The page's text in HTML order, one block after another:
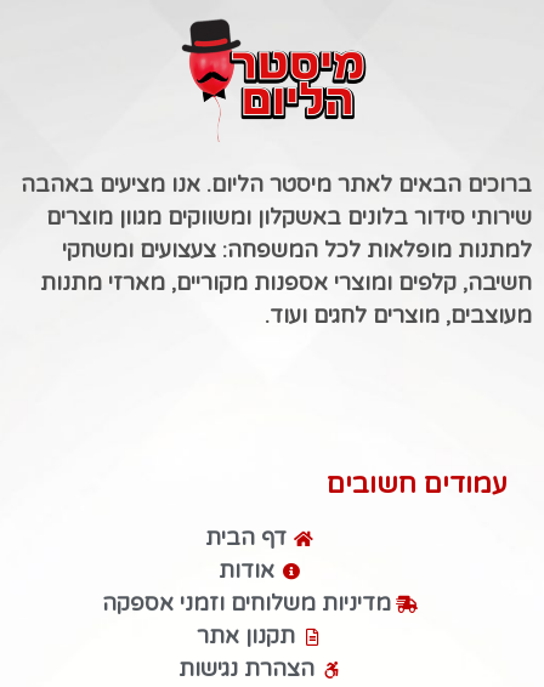
ברוכים הבאים לאתר מיסטר הליום. אנו מציעים באהבה
שירותי סידור בלונים באשקלון ומשווקים מגוון מוצרים
למתנות מופלאות לכל המשפחה: צעצועים ומשחקי
חשיבה, קלפים ומוצרי אספנות מקוריים, מארזי מתנות
מעוצבים, מוצרים לחגים ועוד.
עמודים חשובים
דף הבית
אודות
מדיניות משלוחים וזמני אספקה
תקנון אתר
הצהרת נגישות